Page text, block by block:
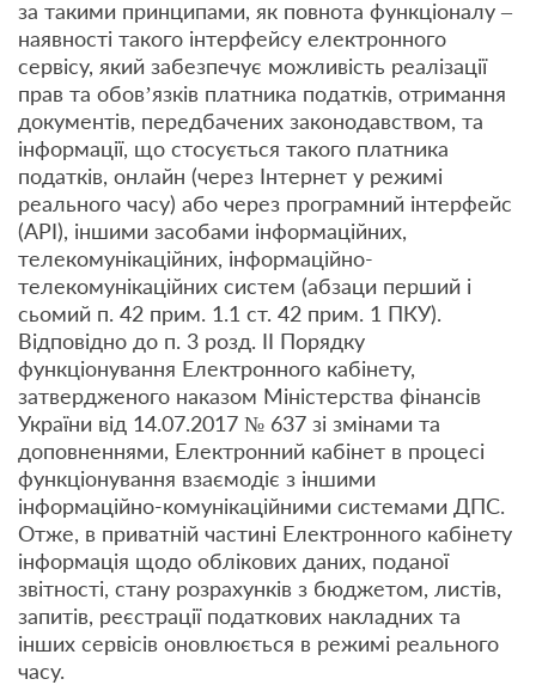
за такими принципами, як повнота функціоналу –
наявності такого інтерфейсу електронного
сервісу, який забезпечує можливість реалізації
прав та обов’язків платника податків, отримання
документів, передбачених законодавством, та
інформації, що стосується такого платника
податків, онлайн (через Інтернет у режимі
реального часу) або через програмний інтерфейс
(АРІ), іншими засобами інформаційних,
телекомунікаційних, інформаційно-
телекомунікаційних систем (абзаци перший і
сьомий п. 42 прим. 1.1 ст. 42 прим. 1 ПКУ).
Відповідно до п. 3 розд. ІІ Порядку
функціонування Електронного кабінету,
затвердженого наказом Міністерства фінансів
України від 14.07.2017 № 637 зі змінами та
доповненнями, Електронний кабінет в процесі
функціонування взаємодіє з іншими
інформаційно-комунікаційними системами ДПС.
Отже, в приватній частині Електронного кабінету
інформація щодо облікових даних, поданої
звітності, стану розрахунків з бюджетом, листів,
запитів, реєстрації податкових накладних та
інших сервісів оновлюється в режимі реального
часу.